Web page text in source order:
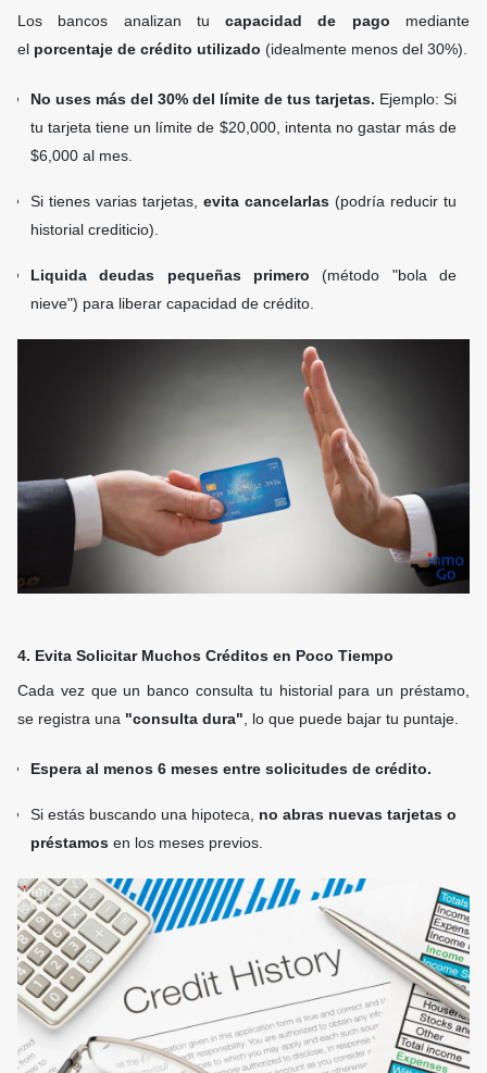
Los bancos analizan tucapacidad de pago mediante
el porcentaje de crédito utilizado (idealmente menos del 30%).
No uses más del 30% del límite de tus tarjetas. Ejemplo: Si
tu tarjeta tiene un límite de $20,000, intenta no gastar más de
$6,000 al mes.
Si tienes varias tarjetas, evita cancelarlas (podría reducir tu
historial crediticio).
Liquida deudas pequeñas primero (método "bola de
nieve") para liberar capacidad de crédito.
4. Evita Solicitar Muchos Créditos en Poco Tiempo
Cada vez que un banco consulta tu historial para un préstamo,
se registra una "consulta dura" , lo que puede bajar tu puntaje.
Espera al menos 6 meses entre solicitudes de crédito.
Si estás buscando una hipoteca, no abras nuevas tarjetas o
préstamos en los meses previos.